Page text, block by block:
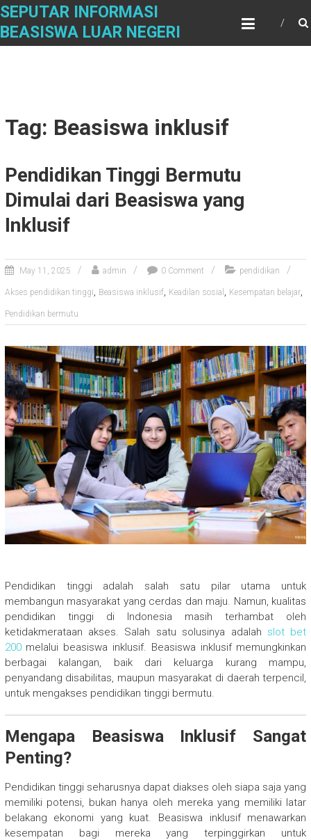
Skip
content
SEPUTAR INFORMASI
BEASISWA LUAR NEGERI
Tag: Beasiswa inklusif
Pendidikan Tinggi Bermutu
Dimulai dari Beasiswa yang
Inklusif
May 11, 2025 admin 0 Comment pendidikan
Akses pendidikan tinggi, Beasiswa inklusif, Keadilan sosial , Kesempatan belajar,
Pendidikan bermutu
Pendidikan tinggi adalah salah satu pilar utama untuk
membangun masyarakat yang cerdas dan maju. Namun, kualitas
pendidikan tinggi di Indonesia masih terhambat oleh
ketidakmerataan akses. Salah satu solusinya adalah slot bet
200melalui beasiswa inklusif. Beasiswa inklusif memungkinkan
berbagai kalangan, baik dari keluarga kurang mampu,
penyandang disabilitas, maupun masyarakat di daerah terpencil,
untuk mengakses pendidikan tinggi bermutu.
Mengapa Beasiswa Inklusif Sangat
Penting?
Pendidikan tinggi seharusnya dapat diakses oleh siapa saja yang
memiliki potensi, bukan hanya oleh mereka yang memiliki latar
belakang ekonomi yang kuat. Beasiswa inklusif menawarkan
kesempatan bagi mereka yang terpinggirkan untuk